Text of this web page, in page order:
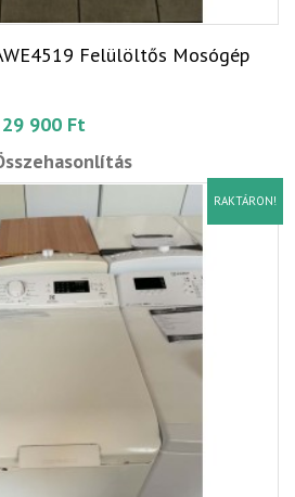
Felülöltős Mosógép
29 900 Ft
RAKTÁRON!